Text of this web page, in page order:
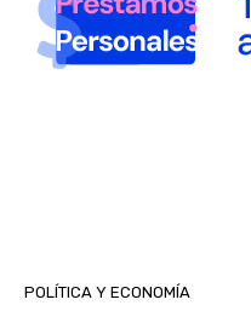
POLÍTICA Y ECONOMÍA